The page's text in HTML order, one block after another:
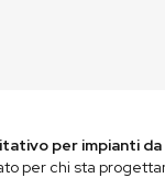
per impianti
per chi sta